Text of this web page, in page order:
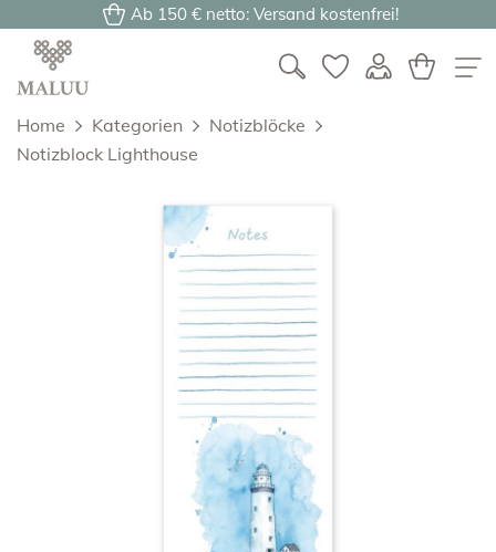
Ab 150 € netto: Versand kostenfrei!
Home Kategorien
Notizblöcke
Notizblock Lighthouse